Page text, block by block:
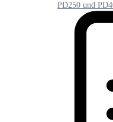
PD250 und